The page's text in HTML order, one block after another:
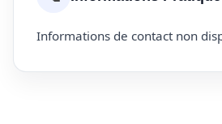
Informations de contact non